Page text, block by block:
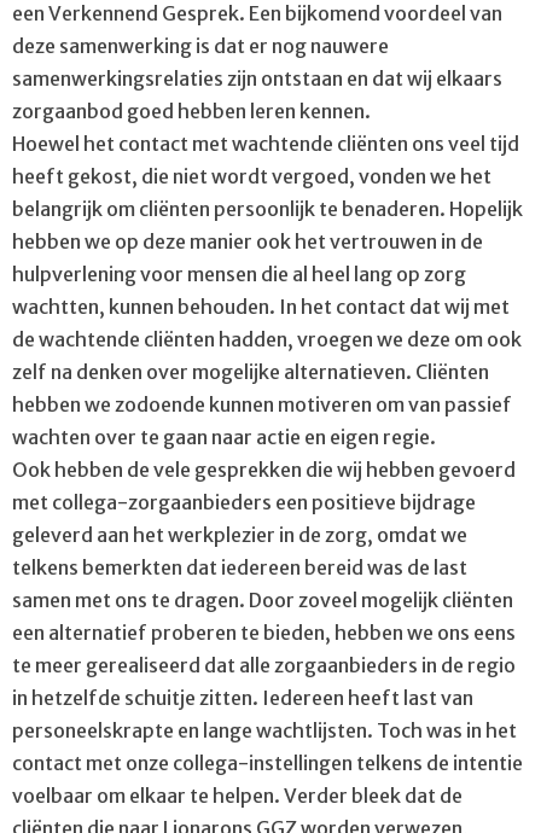
een Verkennend Gesprek. Een bijkomend voordeel van
deze samenwerking is dat er nog nauwere
samenwerkingsrelaties zijn ontstaan en dat wij elkaars
zorgaanbod goed hebben leren kennen.
Hoewel het contact met wachtende cliënten ons veel tijd
heeft gekost, die niet wordt vergoed, vonden we het
belangrijk om cliënten persoonlijk te benaderen. Hopelijk
hebben we op deze manier ook het vertrouwen in de
hulpverlening voor mensen die al heel lang op zorg
wachtten, kunnen behouden. In het contact dat wij met
de wachtende cliënten hadden, vroegen we deze om ook
zelf na denken over mogelijke alternatieven. Cliënten
hebben we zodoende kunnen motiveren om van passief
wachten over te gaan naar actie en eigen regie.
Ook hebben de vele gesprekken die wij hebben gevoerd
met collega-zorgaanbieders een positieve bijdrage
geleverd aan het werkplezier in de zorg, omdat we
telkens bemerkten dat iedereen bereid was de last
samen met ons te dragen. Door zoveel mogelijk cliënten
een alternatief proberen te bieden, hebben we ons eens
te meer gerealiseerd dat alle zorgaanbieders in de regio
in hetzelfde schuitje zitten. Iedereen heeft last van
personeelskrapte en lange wachtlijsten. Toch was in het
contact met onze collega-instellingen telkens de intentie
voelbaar om elkaar te helpen. Verder bleek dat de
cliënten die naar Lionarons GGZ worden verwezen,